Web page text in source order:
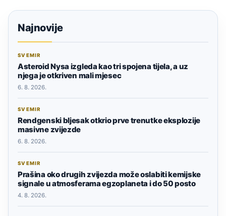
Najnovije
SVEMIR
Asteroid Nysa izgleda kao tri spojena tijela, a uz
njega je otkriven mali mjesec
6. 8. 2026.
SVEMIR
Rendgenski bljesak otkrio prve trenutke eksplozije
masivne zvijezde
6. 8. 2026.
SVEMIR
Prašina oko drugih zvijezda može oslabiti kemijske
signale u atmosferama egzoplaneta i do 50 posto
4. 8. 2026.